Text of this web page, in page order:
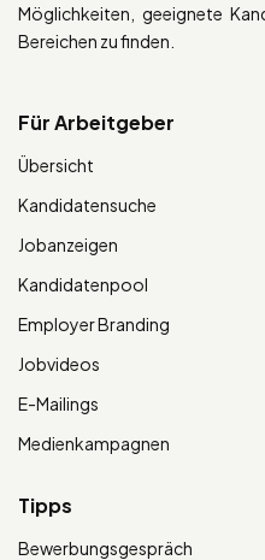
Möglichkeiten, geeignete
Bereichen zu finden.
Für Arbeitgeber
Übersicht
Kandidatensuche
Jobanzeigen
Kandidatenpool
Employer Branding
Jobvideos
E-Mailings
Medienkampagnen
Tipps
Bewerbungsgespräch